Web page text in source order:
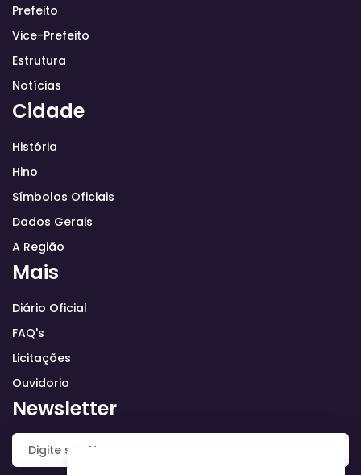
Prefeito
Vice-Prefeito
Estrutura
Notícias
Cidade
História
Hino
Símbolos Oficiais
Dados Gerais
A Região
Mais
Diário Oficial
FAQ's
Licitações
Ouvidoria
Newsletter